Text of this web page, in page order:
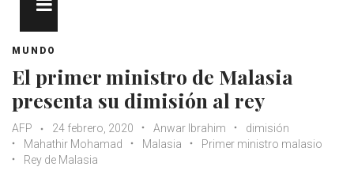
MUNDO
El primer ministro de Malasia
presenta su dimisión al rey
AFP 24 febrero, 2020 Anwar Ibrahim
dimisión
Mahathir Mohamad
Malasia
Primer ministro malasio
Rey de Malasia